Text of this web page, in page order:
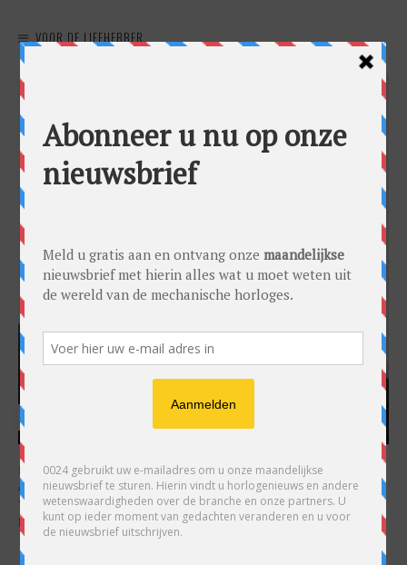
VOOR DE LIEFHEBBER
Hoofdredacteur en uitgever van 0024 Horloges. Een horlogeliefhebber en
ondernemer in hart en nieren, voor wie de liefde al decennia teruggaat. Voor
Wijnschenk is uitgeven levenslange passie, net als de oneindige interesse in
horloges.